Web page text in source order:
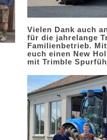
Vielen Dank auch
für die jahrelange
Familienbetrieb.
euch einen New
mit Trimble